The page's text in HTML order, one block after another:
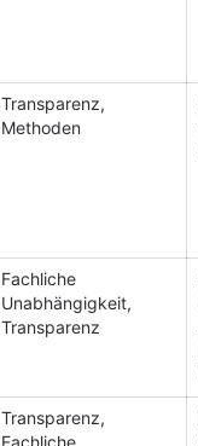
Transparenz,
Methoden
Fachliche
Unabhängigkeit,
Transparenz
Transparenz,
Fachliche